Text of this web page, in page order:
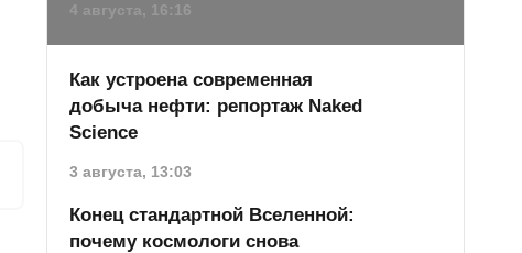
4 августа, 16:16
Как устроена современная
добыча нефти: репортаж Naked
Science
3 августа, 13:03
Конец стандартной Вселенной:
почему космологи снова